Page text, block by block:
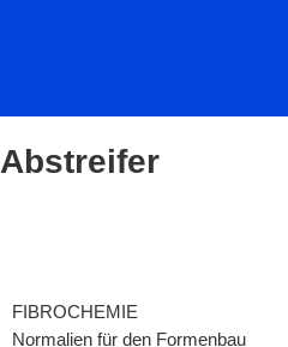
Abstreifer
FIBROCHEMIE
Normalien für den Formenbau